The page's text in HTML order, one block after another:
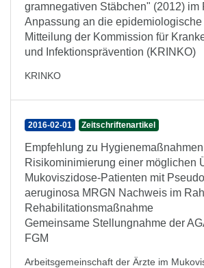
gramnegativen Stäbchen" (2012) im
Anpassung an die epidemiologische
Mitteilung der Kommission für
und Infektionsprävention (KRINKO)
KRINKO
2016-02-01 Zeitschriftenartikel
Empfehlung zu
Risikominimierung einer möglichen
Mukoviszidose-Patienten mit
aeruginosa MRGN Nachweis im
Rehabilitationsmaßnahme
Gemeinsame Stellungnahme der
FGM
Arbeitsgemeinschaft der Ärzte im